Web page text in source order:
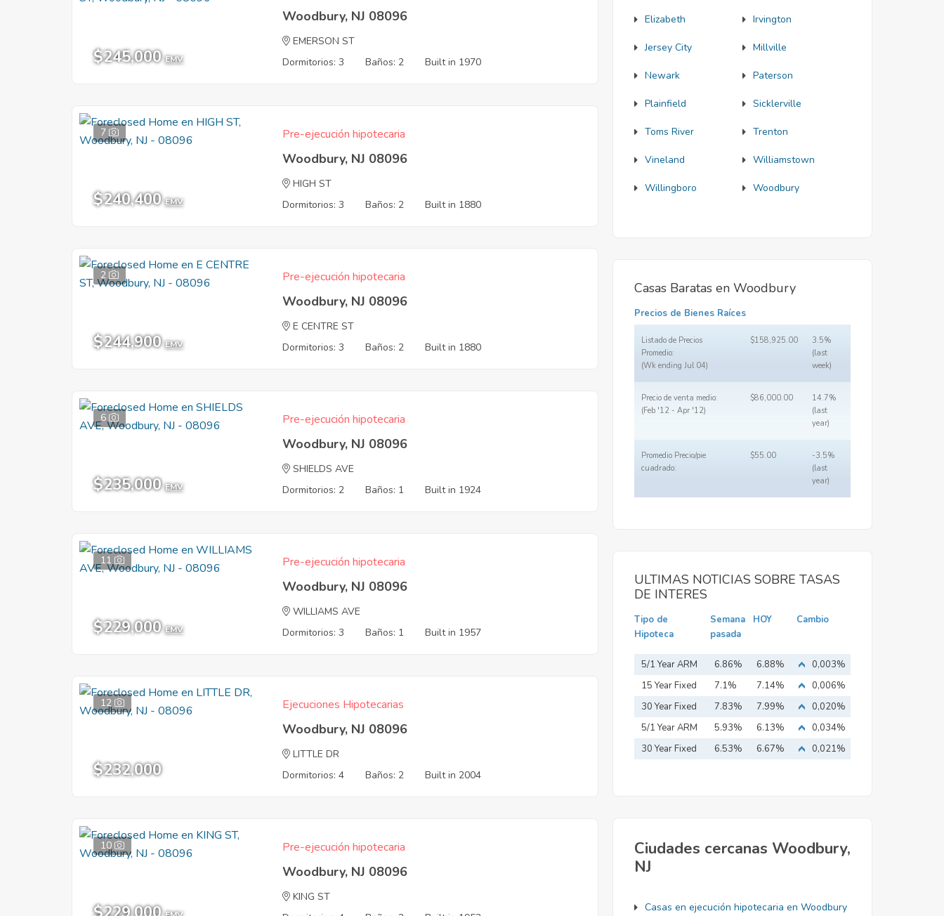
$245,000 EMV
Woodbury, NJ 08096
EMERSON ST
Dormitorios: 3
Baños: 2 Built in 1970
7
$240,400 EMV
Pre-ejecución hipotecaria
Woodbury, NJ 08096
HIGH ST
Dormitorios: 3
Baños: 2 Built in 1880
2
$244,900 EMV
Pre-ejecución hipotecaria
Woodbury, NJ 08096
E CENTRE ST
Dormitorios: 3
Baños: 2 Built in 1880
6
$235,000 EMV
Pre-ejecución hipotecaria
Woodbury, NJ 08096
SHIELDS AVE
Dormitorios: 2
Baños: 1 Built in 1924
11
$229,000 EMV
Pre-ejecución hipotecaria
Woodbury, NJ 08096
WILLIAMS AVE
Dormitorios: 3
Baños: 1 Built in 1957
12
$232,000
Ejecuciones Hipotecarias
Woodbury, NJ 08096
LITTLE DR
Dormitorios: 4
Baños: 2 Built in 2004
10 Pre-ejecución hipotecaria
Woodbury, NJ 08096
KING ST
Elizabeth Irvington
Jersey City Millville
Newark Paterson
Plainfield Sicklerville
Toms River Trenton
Vineland Williamstown
Willingboro Woodbury
Casas Baratas en Woodbury
Precios de Bienes Raíces
Listado de Precios
Promedio:
(Wk ending Jul 04)
$158,925.00
3.5%
(last
week)
Precio de venta medio:
(Feb '12 - Apr '12)
$86,000.00
14.7%
(last
year)
Promedio Precio/pie
cuadrado:
$55.00
-3.5%
(last
year)
ULTIMAS NOTICIAS SOBRE TASAS
DE INTERES
Tipo de
Hipoteca
Semana
pasada
HOY Cambio
5/1 Year ARM 6.86% 6.88%
0,003%
15 Year Fixed
Mortgage
7.1% 7.14%
0,006%
30 Year Fixed
Mortgage
7.83% 7.99%
0,020%
5/1 Year ARM
5.93% 6.13%
0,034%
30 Year Fixed
6.53% 6.67% 0,021%
Ciudades cercanas Woodbury,
NJ
Casas en ejecución hipotecaria en Woodbury